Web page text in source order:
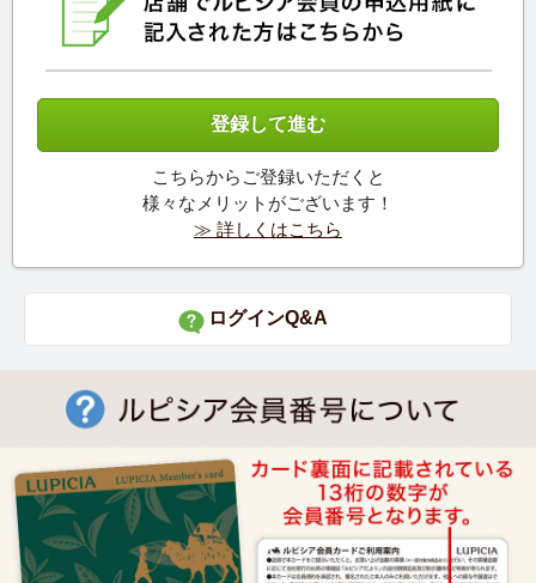
こちらからご登録いただくと
様々なメリットがございます！
≫ 詳しくはこちら